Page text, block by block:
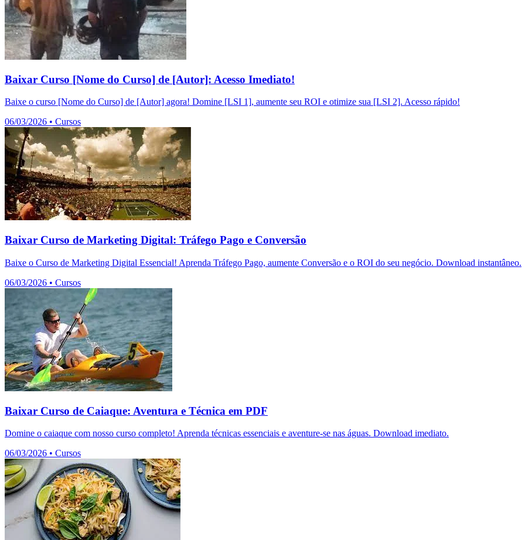
Baixar Curso [Nome do Curso] de [Autor]: Acesso Imediato!
Baixe o curso [Nome do Curso] de [Autor] agora! Domine [LSI 1], aumente seu ROI e otimize sua [LSI 2]. Acesso rápido!
06/03/2026 • Cursos
Baixar Curso de Marketing Digital: Tráfego Pago e Conversão
Baixe o Curso de Marketing Digital Essencial! Aprenda Tráfego Pago, aumente Conversão e o ROI do seu negócio. Download instantâneo.
06/03/2026 • Cursos
Baixar Curso de Caiaque: Aventura e Técnica em PDF
Domine o caiaque com nosso curso completo! Aprenda técnicas essenciais e aventure-se nas águas. Download imediato.
06/03/2026 • Cursos